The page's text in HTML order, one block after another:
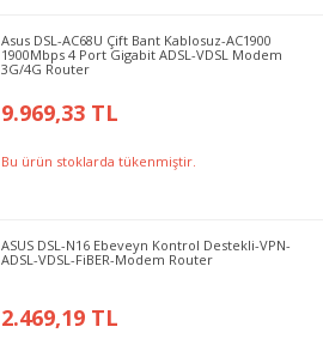
Asus DSL-AC68U Çift Bant Kablosuz-AC1900
1900Mbps 4 Port Gigabit ADSL-VDSL Modem
3G/4G Router
9.969,33 TL
Bu ürün stoklarda tükenmiştir.
ASUS DSL-N16 Ebeveyn Kontrol Destekli-VPN-
ADSL-VDSL-FiBER-Modem Router
2.469,19 TL